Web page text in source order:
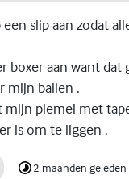
slip aan zodat
boxer aan want dat
mijn ballen .
mijn piemel met
is om te liggen .
2 maanden geleden